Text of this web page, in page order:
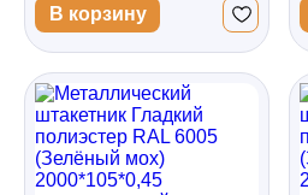
двухсторонний
Полукруглый
В корзину